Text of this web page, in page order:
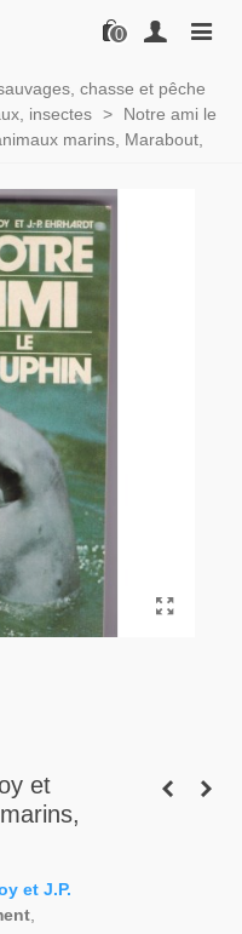
0
chasse et pêche
insectes >
Notre ami le
marins, Marabout,
et
et J.P.